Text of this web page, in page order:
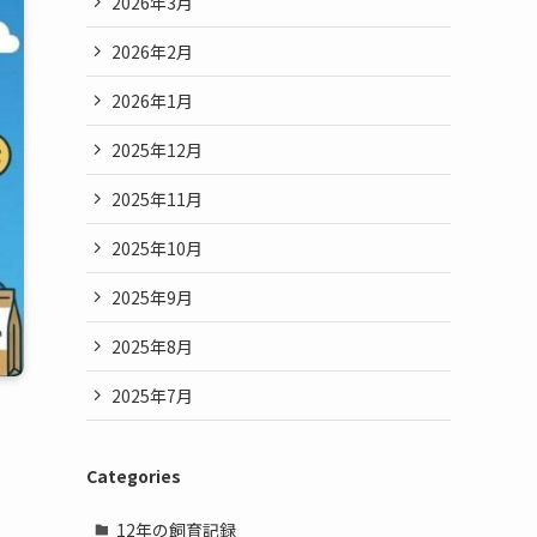
2026年2月
2026年1月
2025年12月
2025年11月
2025年10月
2025年9月
2025年8月
2025年7月
Categories
12年の飼育記録